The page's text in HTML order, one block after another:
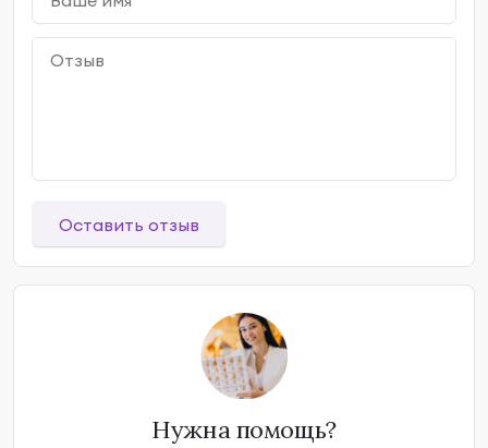
Оставить отзыв
Нужна помощь?